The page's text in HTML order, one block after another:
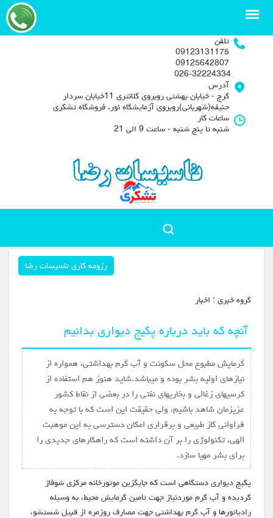
تلفن
09123131175
09125642807
آدرس
کرج - خیابان بهشتی روبروی کلانتری 11خیابان سردار
حنیفه(شهربانی)روبروی آزمایشگاه نور، فروشگاه تشکری
ساعات کار
شنبه تا پنج شنبه - ساعت 9 الی 21
رزومه کاری تاسیسات رضا
گروه خبري : اخبار
آنچه که باید درباره پکیج دیواری بدانیم
گرمایش مطبوع محل سکونت و آب گرم بهداشتی، همواره از
نیازهای اولیه بشر بوده و میباشد.شاید هنوز هم استفاده از
کرسیهای زغالی و بخاریهای نفتی را در بعضی از نقاط کشور
عزیزمان شاهد باشیم، ولی حقیقت این است که با توجه به
فراوانی گاز طبیعی و برقراری امکان دسترسی به این موهبت
الهی، تکنولوژی را بر آن داشته است که راهکارهای جدیدی را
برای بشر مهیا سازد.
پکیج دیواری دستگاهی است که جایگزین موتورخانه مرکزی شوفاژ
گردیده و آب گرم موردنیاز جهت تأمین گرمایش محیط، به وسیله
رادیاتورها و آب گرم بهداشتی جهت مصارف روزمره از قبیل شستشو،